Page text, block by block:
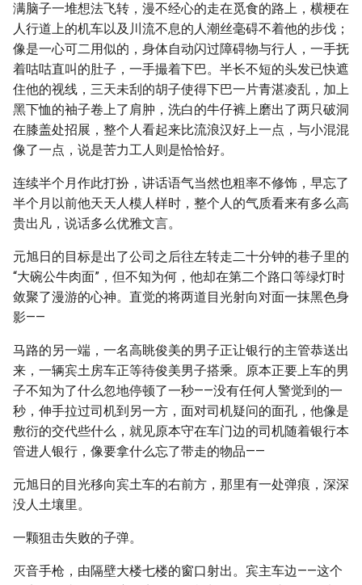
满脑子一堆想法飞转，漫不经心的走在觅食的路上，横梗在
人行道上的机车以及川流不息的人潮丝毫碍不着他的步伐；
像是一心可二用似的，身体自动闪过障碍物与行人，一手抚
着咕咕直叫的肚子，一手撮着下巴。半长不短的头发已快遮
住他的视线，三天未刮的胡子使得下巴一片青湛凌乱，加上
黑下恤的袖子卷上了肩肿，洗白的牛仔裤上磨出了两只破洞
在膝盖处招展，整个人看起来比流浪汉好上一点，与小混混
像了一点，说是苦力工人则是恰恰好。
连续半个月作此打扮，讲话语气当然也粗率不修饰，早忘了
半个月以前他天天人模人样时，整个人的气质看来有多么高
贵出凡，说话多么优雅文言。
元旭日的目标是出了公司之后往左转走二十分钟的巷子里的
“大碗公牛肉面”，但不知为何，他却在第二个路口等绿灯时
敛聚了漫游的心神。直觉的将两道目光射向对面一抹黑色身
影——
马路的另一端，一名高眺俊美的男子正让银行的主管恭送出
来，一辆宾土房车正等待俊美男子搭乘。原本正要上车的男
子不知为了什么忽地停顿了一秒——没有任何人警觉到的一
秒，伸手拉过司机到另一方，面对司机疑问的面孔，他像是
敷衍的交代些什么，就见原本守在车门边的司机随着银行本
管进人银行，像要拿什么忘了带走的物品——
元旭日的目光移向宾土车的右前方，那里有一处弹痕，深深
没人土壤里。
一颗狙击失败的子弹。
灭音手枪，由隔壁大楼七楼的窗口射出。宾主车边——这个